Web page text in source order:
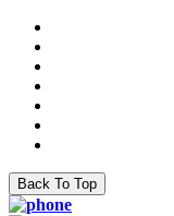
Back To Top